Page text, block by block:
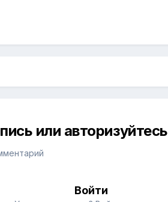
или авторизуйтесь
Войти